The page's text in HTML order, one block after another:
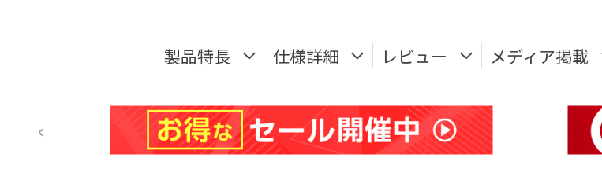
製品特長 仕様詳細 レビュー メディア掲載